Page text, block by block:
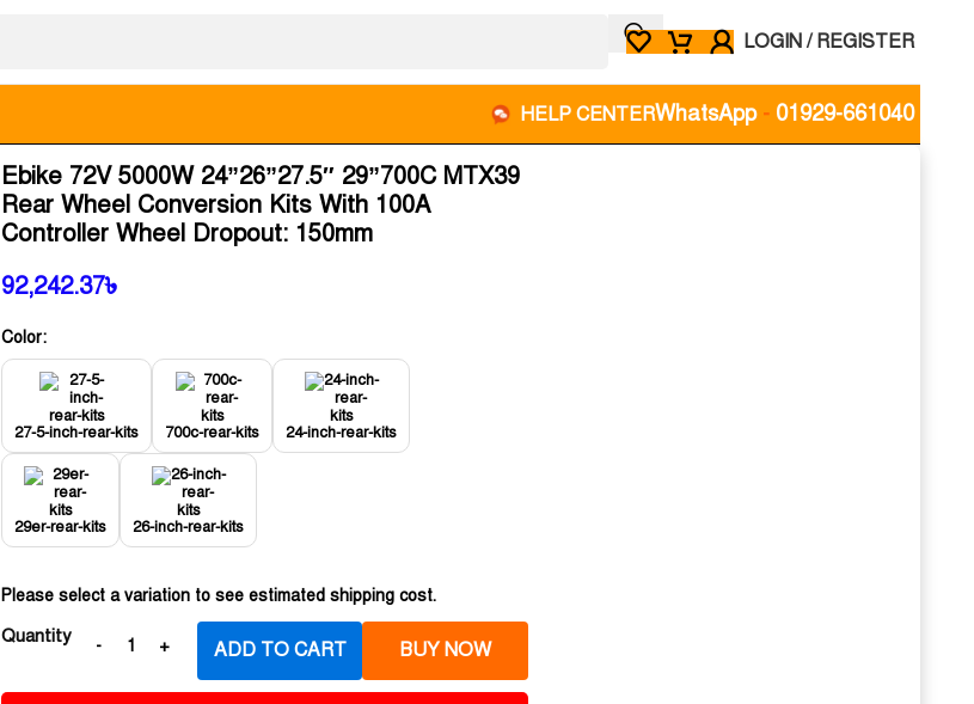
LOGIN / REGISTER
HELP CENTERWhatsApp - 01929-661040
Ebike 72V 5000W 24”26”27.5″ 29”700C MTX39
Rear Wheel Conversion Kits With 100A
Controller Wheel Dropout: 150mm
92,242.37৳
Color:
27-5-inch-rear-kits 700c-rear-kits 24-inch-rear-kits
29er-rear-kits 26-inch-rear-kits
Please select a variation to see estimated shipping cost.
Quantity
ADD TO CART BUY NOW